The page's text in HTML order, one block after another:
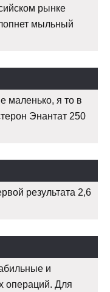
рынке
мыльный
маленько, я то в
Энантат 250
результата 2,6
и
операций. Для